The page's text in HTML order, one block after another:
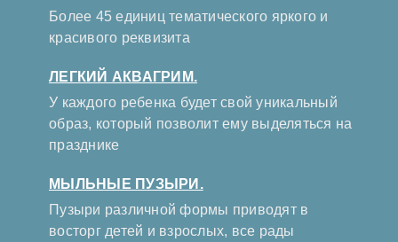
Более 45 единиц тематического яркого и
красивого реквизита
ЛЕГКИЙ АКВАГРИМ.
У каждого ребенка будет свой уникальный
образ, который позволит ему выделяться на
празднике
МЫЛЬНЫЕ ПУЗЫРИ.
Пузыри различной формы приводят в
восторг детей и взрослых, все рады